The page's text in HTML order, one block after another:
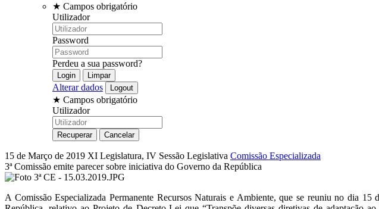
★ Campos obrigatório
Utilizador
Password
Perdeu a sua password?
Alterar dados
★ Campos obrigatório
Utilizador
15 de Março de 2019 XI Legislatura, IV Sessão Legislativa Comissão Especializada
3ª Comissão emite parecer sobre iniciativa do Governo da República
A Comissão Especializada Permanente Recursos Naturais e Ambiente, que se reuniu no dia